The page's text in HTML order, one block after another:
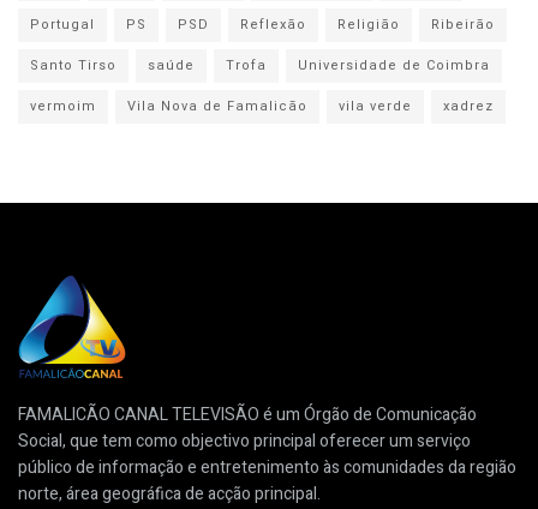
Portugal
PS PSD Reflexão Religião
Ribeirão
Santo Tirso
saúde Trofa
Universidade de Coimbra
vermoim
Vila Nova de Famalicão vila verde xadrez
FAMALICÃO CANAL TELEVISÃO é um Órgão de Comunicação
Social, que tem como objectivo principal oferecer um serviço
público de informação e entretenimento às comunidades da região
norte, área geográfica de acção principal.